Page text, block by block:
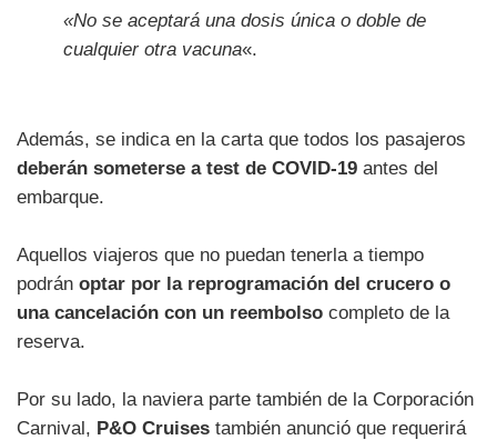
«No se aceptará una dosis única o doble de
cualquier otra vacuna«.
Además, se indica en la carta que todos los pasajeros
deberán someterse a test de COVID-19 antes del
embarque.
Aquellos viajeros que no puedan tenerla a tiempo
podrán optar por la reprogramación del crucero o
una cancelación con un reembolso completo de la
reserva.
Por su lado, la naviera parte también de la Corporación
Carnival, P&O Cruises también anunció que requerirá